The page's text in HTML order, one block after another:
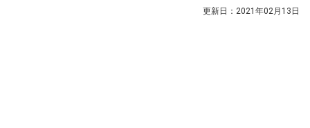
更新日： 2021年02月13日